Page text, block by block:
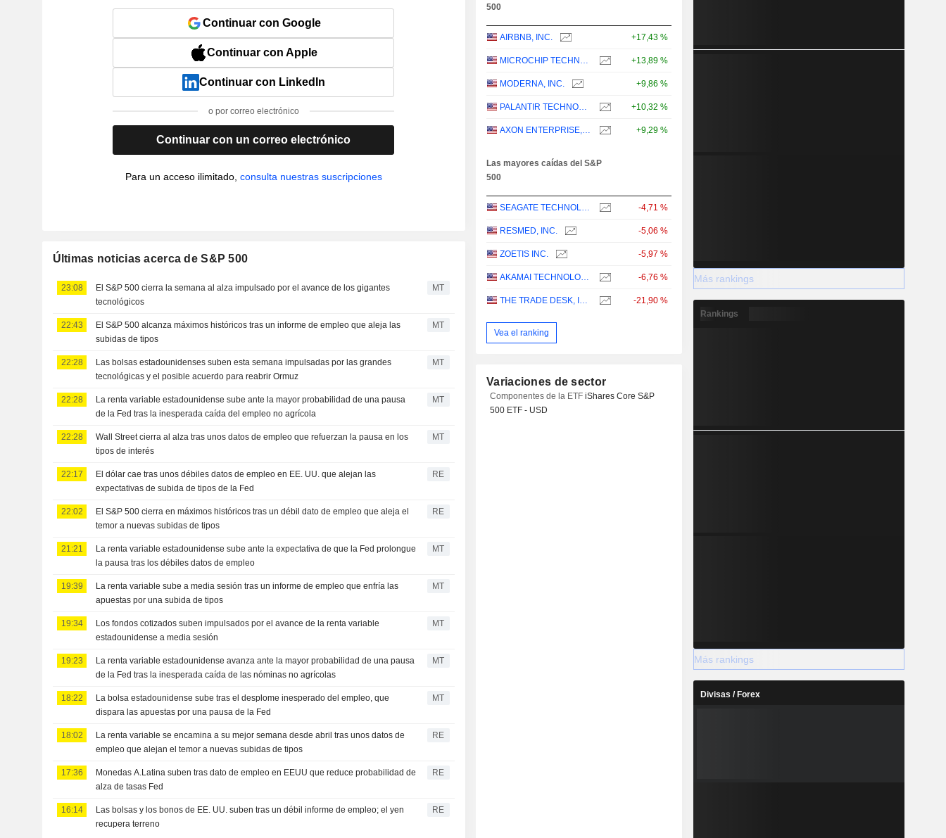
Continuar con Google
Continuar con Apple
Continuar con LinkedIn
o por correo electrónico
Continuar con un correo electrónico
Para un acceso ilimitado, consulta nuestras suscripciones
Últimas noticias acerca de S&P 500
23:08
El S&P 500 cierra la semana al alza impulsado por el avance de los gigantes
tecnológicos
MT
22:43
El S&P 500 alcanza máximos históricos tras un informe de empleo que aleja las
subidas de tipos
MT
22:28
Las bolsas estadounidenses suben esta semana impulsadas por las grandes
tecnológicas y el posible acuerdo para reabrir Ormuz
MT
22:28
La renta variable estadounidense sube ante la mayor probabilidad de una pausa
de la Fed tras la inesperada caída del empleo no agrícola
MT
22:28
Wall Street cierra al alza tras unos datos de empleo que refuerzan la pausa en los
tipos de interés
MT
22:17
El dólar cae tras unos débiles datos de empleo en EE. UU. que alejan las
expectativas de subida de tipos de la Fed
RE
22:02
El S&P 500 cierra en máximos históricos tras un débil dato de empleo que aleja el
temor a nuevas subidas de tipos
RE
21:21
La renta variable estadounidense sube ante la expectativa de que la Fed prolongue
la pausa tras los débiles datos de empleo
MT
19:39
La renta variable sube a media sesión tras un informe de empleo que enfría las
apuestas por una subida de tipos
MT
19:34
Los fondos cotizados suben impulsados por el avance de la renta variable
estadounidense a media sesión
MT
19:23
La renta variable estadounidense avanza ante la mayor probabilidad de una pausa
de la Fed tras la inesperada caída de las nóminas no agrícolas
MT
18:22
La bolsa estadounidense sube tras el desplome inesperado del empleo, que
dispara las apuestas por una pausa de la Fed
MT
18:02
La renta variable se encamina a su mejor semana desde abril tras unos datos de
empleo que alejan el temor a nuevas subidas de tipos
RE
17:36
Monedas A.Latina suben tras dato de empleo en EEUU que reduce probabilidad de
alza de tasas Fed
RE
16:14
Las bolsas y los bonos de EE. UU. suben tras un débil informe de empleo; el yen
recupera terreno
RE
500
AIRBNB, INC. +17,43 %
MICROCHIP TECHNOLOGY INCORPORATED +13,89 %
MODERNA, INC. +9,86 %
PALANTIR TECHNOLOGIES INC. +10,32 %
AXON ENTERPRISE, INC. +9,29 %
Las mayores caídas del S&P
500
SEAGATE TECHNOLOGY HOLDINGS PLC -4,71 %
RESMED, INC. -5,06 %
ZOETIS INC. -5,97 %
AKAMAI TECHNOLOGIES, INC. -6,76 %
THE TRADE DESK, INC. -21,90 %
Vea el ranking
Variaciones de sector
Componentes de la ETFiShares Core S&P
500 ETF - USD
Más rankings
Rankings
Más rankings
Divisas / Forex